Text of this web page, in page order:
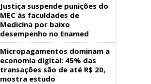
Justiça suspende punições do
MEC às faculdades de
Medicina por baixo
desempenho no Enamed
Micropagamentos dominam a
economia digital: 45% das
transações são de até R$ 20,
mostra estudo